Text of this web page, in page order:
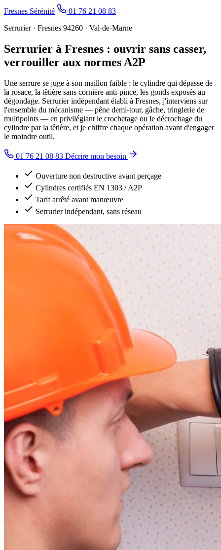
Fresnes Sérénité
01 76 21 08 83
Serrurier · Fresnes 94260 · Val-de-Marne
Serrurier à Fresnes : ouvrir sans casser,
verrouiller aux normes A2P
Une serrure se juge à son maillon faible : le cylindre qui dépasse de
la rosace, la têtière sans cornière anti-pince, les gonds exposés au
dégondage. Serrurier indépendant établi à Fresnes, j'interviens sur
l'ensemble du mécanisme — pêne demi-tour, gâche, tringlerie de
multipoints — en privilégiant le crochetage ou le décrochage du
cylindre par la têtière, et je chiffre chaque opération avant d'engager
le moindre outil.
01 76 21 08 83 Décrire mon besoin
Ouverture non destructive avant perçage
Cylindres certifiés EN 1303 / A2P
Tarif arrêté avant manœuvre
Serrurier indépendant, sans réseau